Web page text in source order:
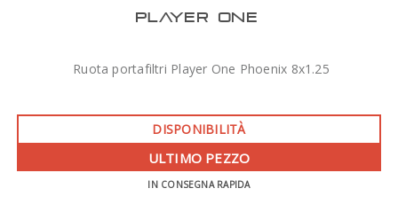
PLAYER ONE
Ruota portafiltri Player One Phoenix 8x1.25
DISPONIBILITÀ
ULTIMO PEZZO
IN CONSEGNA RAPIDA